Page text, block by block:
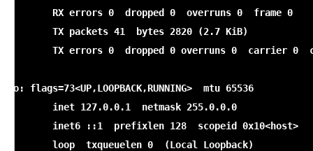
        RX errors 0  dropped 0  overruns 0  frame 0
        TX packets 41  bytes 2820 (2.7 KiB)
TX errors 0  dropped 0 overruns 0  carrier 0
lo: flags=73<UP,LOOPBACK,RUNNING>  mtu 65536
        inet 127.0.0.1  netmask 255.0.0.0
        inet6 ::1  prefixlen 128  scopeid 0x10<host>
        loop  txqueuelen 0  (Local Loopback)